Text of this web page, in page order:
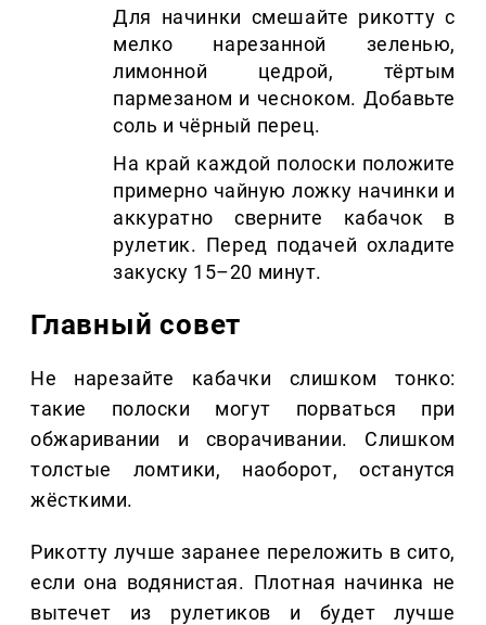
Для начинки смешайте рикотту с
мелко нарезанной зеленью,
лимонной цедрой, тёртым
пармезаном и чесноком. Добавьте
соль и чёрный перец.
На край каждой полоски положите
примерно чайную ложку начинки и
аккуратно сверните кабачок в
рулетик. Перед подачей охладите
закуску 15–20 минут.
Главный совет
Не нарезайте кабачки слишком тонко:
такие полоски могут порваться при
обжаривании и сворачивании. Слишком
толстые ломтики, наоборот, останутся
жёсткими.
Рикотту лучше заранее переложить в сито,
если она водянистая. Плотная начинка не
вытечет из рулетиков и будет лучше